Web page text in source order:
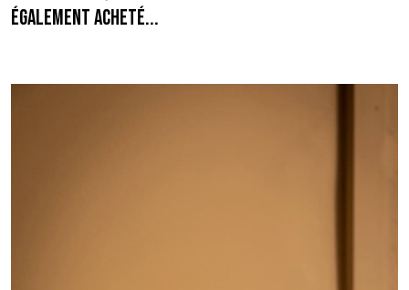
également acheté...